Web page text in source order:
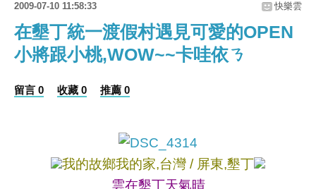
2009-07-10 11:58:33 快樂雲
在墾丁統一渡假村遇見可愛的OPEN
小將跟小桃,WOW~~卡哇依ㄋ
留言 0 收藏 0 推薦 0
我的故鄉我的家,台灣 / 屏東,墾丁
雲在墾丁天氣晴